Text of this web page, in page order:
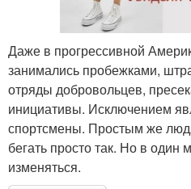
Даже в прогрессивной
занимались пробежками,
отряды добровольцев,
инициативы. Исключением
спортсмены. Простым же
бегать просто так. Но в один
изменяться.